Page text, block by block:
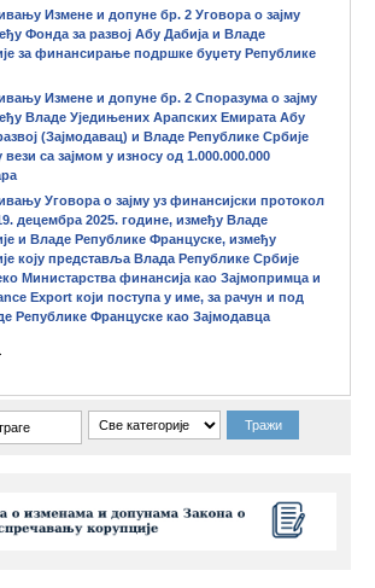
Измене и допуне бр. 2 Уговора о зајму
Фонда за развој Абу Дабија и Владе
за финансирање подршке буџету Републике
Измене и допуне бр. 2 Споразума о зајму
Владе Уједињених Арапских Емирата Абу
(Зајмодавац) и Владе Републике Србије
са зајмом у износу од 1.000.000.000
Уговора о зајму уз финансијски протокол
децембра 2025. године, између Владе
и Владе Републике Француске, између
коју представља Влада Републике Србије
Министарства финансија као Зајмопримца и
Export који поступа у име, за рачун и под
Републике Француске као Зајмодавца